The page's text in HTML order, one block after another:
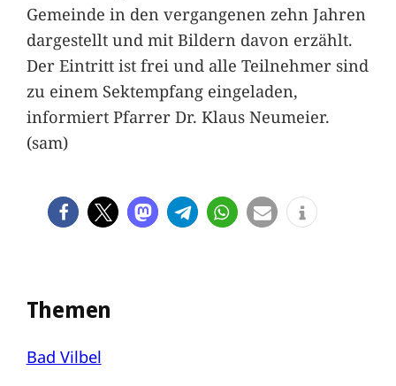
Gemeinde in den vergangenen zehn Jahren
dargestellt und mit Bildern davon erzählt.
Der Eintritt ist frei und alle Teilnehmer sind
zu einem Sektempfang eingeladen,
informiert Pfarrer Dr. Klaus Neumeier.
(sam)
Themen
Bad Vilbel